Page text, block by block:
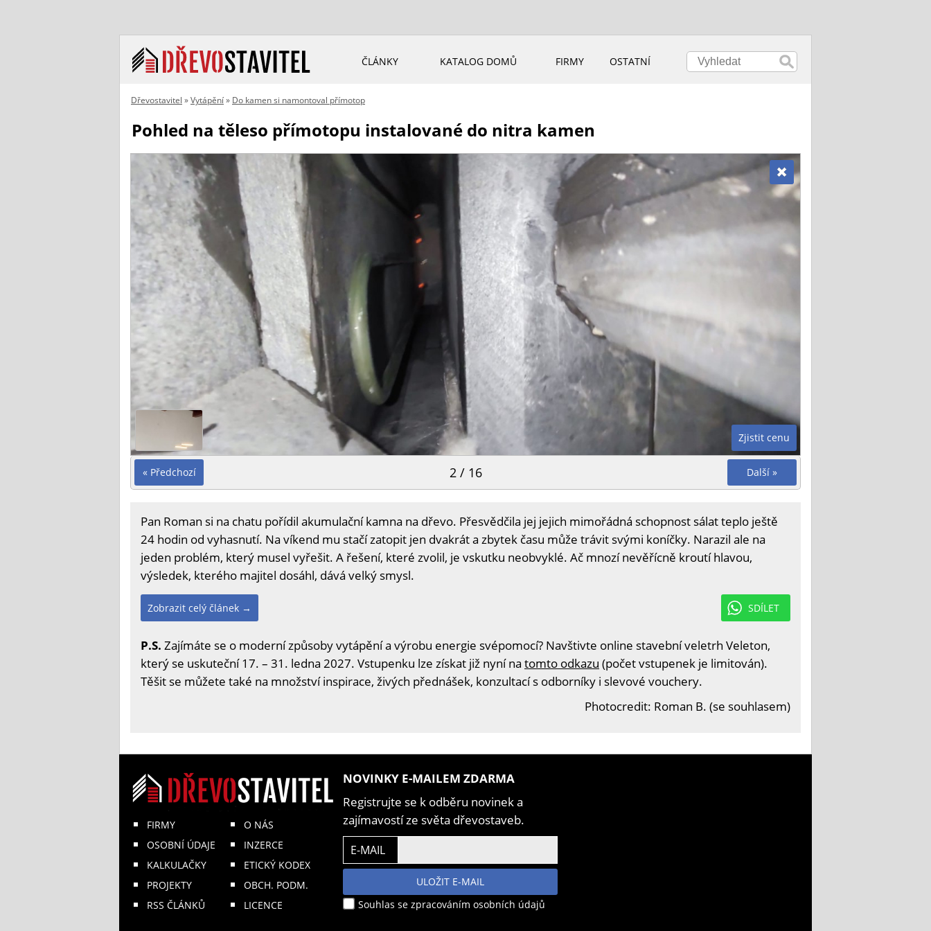
ČLÁNKY KATALOG DOMŮ FIRMY OSTATNÍ
Dřevostavitel »Vytápění» Do kamen si namontoval přímotop
Pohled na těleso přímotopu instalované do nitra kamen
Zjistit cenu
« Předchozí Další »
2 / 16
Pan Roman si na chatu pořídil akumulační kamna na dřevo. Přesvědčila jej jejich mimořádná schopnost sálat teplo ještě
24 hodin od vyhasnutí. Na víkend mu stačí zatopit jen dvakrát a zbytek času může trávit svými koníčky. Narazil ale na
jeden problém, který musel vyřešit. A řešení, které zvolil, je vskutku neobvyklé. Ač mnozí nevěřícně kroutí hlavou,
výsledek, kterého majitel dosáhl, dává velký smysl.
SDÍLET
Zobrazit celý článek →
P.S. Zajímáte se o moderní způsoby vytápění a výrobu energie svépomocí? Navštivte online stavební veletrh Veleton,
který se uskuteční 17. – 31. ledna 2027. Vstupenku lze získat již nyní na tomto odkazu (počet vstupenek je limitován).
Těšit se můžete také na množství inspirace, živých přednášek, konzultací s odborníky i slevové vouchery.
Photocredit: Roman B. (se souhlasem)
FIRMY
OSOBNÍ ÚDAJE
KALKULAČKY
PROJEKTY
RSS ČLÁNKŮ
O NÁS
INZERCE
ETICKÝ KODEX
OBCH. PODM.
LICENCE
NOVINKY E-MAILEM ZDARMA
Registrujte se k odběru novinek a
zajímavostí ze světa dřevostaveb.
E-MAIL
ULOŽIT E-MAIL
Souhlas se zpracováním osobních údajů